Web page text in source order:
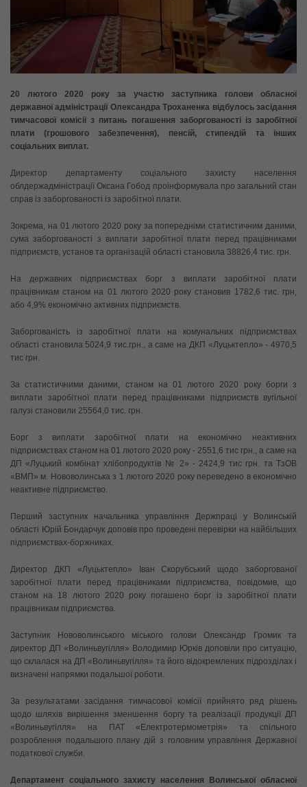
20 лютого 2020 року за участю заступника голови обласної
державної адміністрації Олександра Троханенка відбулось засідання
тимчасової комісії з питань погашення заборгованості із заробітної
плати (грошового забезпечення), пенсій, стипендій та інших
соціальних виплат.
Директор департаменту соціального захисту населення
облдержадміністрації Оксана Гобод проінформувала про загальний стан
справ із заборгованості із заробітної плати.
Зокрема, на 01 лютого 2020 року за попередніми статистичним даними,
сума заборгованості з виплати заробітної плати перед працівниками
підприємств, установ та організацій області становила 38826,4 тис. грн.
На державних підприємствах борг з виплати заробітної плати
працівникам станом на 01 лютого 2020 року становив 1782,6 тис. грн,
або 4,9% економічно активних підприємств.
Заборгованість із заробітної плати на комунальних підприємствах
області становила 5024,9 тис.грн., а саме на ДКП «Луцьктепло» - 4970,5
тис грн.
За статистичними даними, станом на 01 лютого 2020 року борги з
виплати заробітної плати перед працівниками підприємств вугільної
галузі становили 25564,0 тис. грн.
Борг з виплати заробітної плати на економічно неактивних
підприємствах станом на 01 лютого 2020 року - 2551,6 тис грн., а саме на
ДП «Луцький комбінат хлібопродуктів № 2» - 2424,9 тис грн. та ТзОВ
«ВМП» м. Нововолинська з 1 лютого 2020 року переведено в економічно
неактивне підприємство.
Перший заступник начальника управління Держпраці у Волинській
області Юрій Бондарчук доповів про проведені перевірки на найбільших
підприємствах-боржниках.
Директор ДКП «Луцьктепло» Іван Скорубський щодо заборгованої
заробітної плати перед працівниками підприємства, повідомив, що
станом на 18 лютого 2020 року погашено борг із заробітної плати
працівникам підприємства.
Заступник Нововолинського міського голови Олександр Громик та
директор ДП «Волиньвугілля» Володимир Юрків доповіли про ситуацію,
що склалася на ДП «Волиньвугілля» та його відокремлених підрозділах і
визначені напрямки подальшої роботи.
За результатами засідання тимчасової комісії прийнято ряд рішень
щодо шляхів вирішення зменшення боргу та реалізації продукції ДП
«Волиньвугілля» на ПАТ «Електротермометрія» та спільного
розроблення подальшого плану дій з головним управління Державної
податкової служби.
Департамент соціального захисту населення Волинської обласної